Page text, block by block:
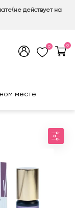
действует на
0 0
месте